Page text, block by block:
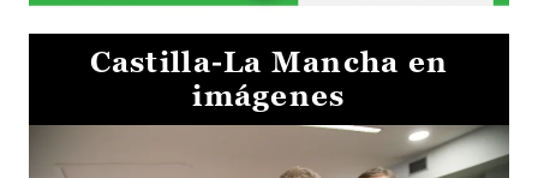
Castilla-La Mancha en
imágenes